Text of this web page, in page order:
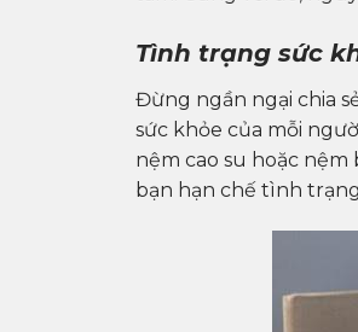
Tình trạng sức
Đừng ngần ngại chia
sức khỏe của mỗi
nệm cao su hoặc nệm
bạn hạn chế tình